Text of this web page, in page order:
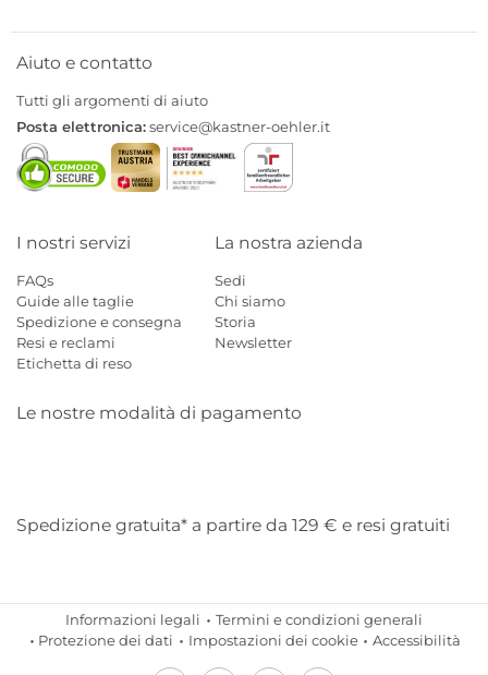
Aiuto e contatto
Tutti gli argomenti di aiuto
Posta elettronica:service@kastner-oehler.it
I nostri servizi
FAQs
Guide alle taglie
Spedizione e consegna
Resi e reclami
Etichetta di reso
La nostra azienda
Sedi
Chi siamo
Storia
Newsletter
Le nostre modalità di pagamento
Spedizione gratuita* a partire da 129 € e resi gratuiti
Informazioni legali
Termini e condizioni generali
Protezione dei dati
Impostazioni dei cookie Accessibilità